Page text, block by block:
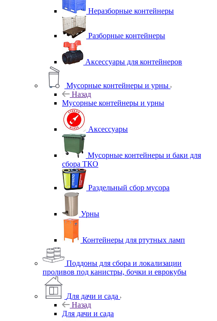
Неразборные контейнеры
Разборные контейнеры
Аксессуары для контейнеров
Мусорные контейнеры и урны
Назад
Мусорные контейнеры и урны
Аксессуары
Мусорные контейнеры и баки для
сбора ТКО
Раздельный сбор мусора
Урны
Контейнеры для ртутных ламп
Поддоны для сбора и локализации
проливов под канистры, бочки и еврокубы
Для дачи и сада
Назад
Для дачи и сада